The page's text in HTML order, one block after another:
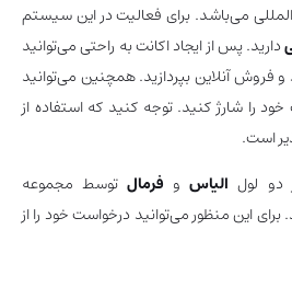
می‌باشد. برای فعالیت در این سیستم
دارید. پس از ایجاد اکانت به راحتی می‌توانید
فروش آنلاین بپردازید. همچنین می‌توانید
را شارژ کنید. توجه کنید که استفاده از
است.
دو لول الیاسو فرمالتوسط مجموعه
این منظور می‌توانید درخواست خود را از